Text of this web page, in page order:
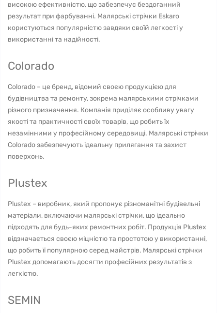
високою ефективністю, що забезпечує бездоганний
результат при фарбуванні. Малярські стрічки Eskaro
користуються популярністю завдяки своїй легкості у
використанні та надійності.
Colorado
Colorado – це бренд, відомий своєю продукцією для
будівництва та ремонту, зокрема малярськими стрічками
різного призначення. Компанія приділяє особливу увагу
якості та практичності своїх товарів, що робить їх
незамінними у професійному середовищі. Малярські стрічки
Colorado забезпечують ідеальну прилягання та захист
поверхонь.
Plustex
Plustex – виробник, який пропонує різноманітні будівельні
матеріали, включаючи малярські стрічки, що ідеально
підходять для будь-яких ремонтних робіт. Продукція Plustex
відзначається своєю міцністю та простотою у використанні,
що робить її популярною серед майстрів. Малярські стрічки
Plustex допомагають досягти професійних результатів з
легкістю.
SEMIN